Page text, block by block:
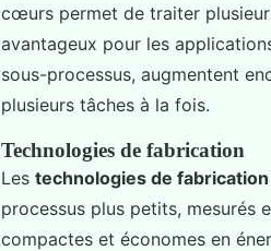
cœurs permet de traiter
avantageux pour les
sous-processus, augmentent
plusieurs tâches à la fois.
Technologies de fabrication
Les technologies de fabrication
processus plus petits, mesurés
compactes et économes en